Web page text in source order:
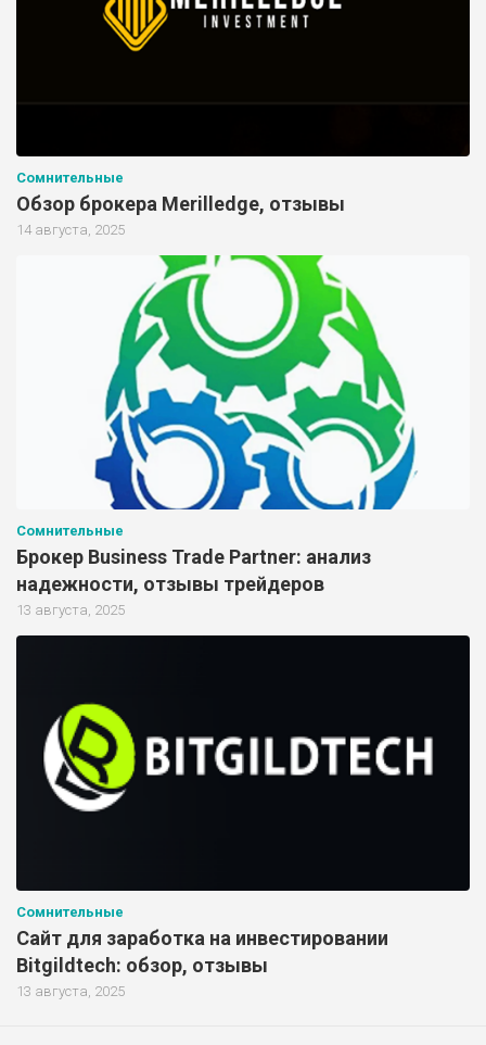
Сомнительные
Обзор брокера Merilledge, отзывы
14 августа, 2025
Сомнительные
Брокер Business Trade Partner: анализ
надежности, отзывы трейдеров
13 августа, 2025
Сомнительные
Сайт для заработка на инвестировании
Bitgildtech: обзор, отзывы
13 августа, 2025